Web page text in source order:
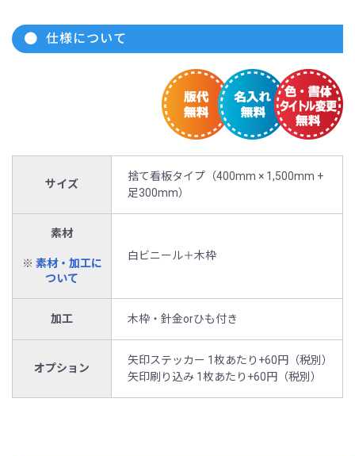
仕様について
サイズ
捨て看板タイプ（400mm × 1,500mm +
足300mm）
素材
※ 素材・加工に
ついて
白ビニール＋木枠
加工 木枠・針金orひも付き
オプション
矢印ステッカー 1枚あたり+60円（税別）
矢印刷り込み 1枚あたり+60円（税別）